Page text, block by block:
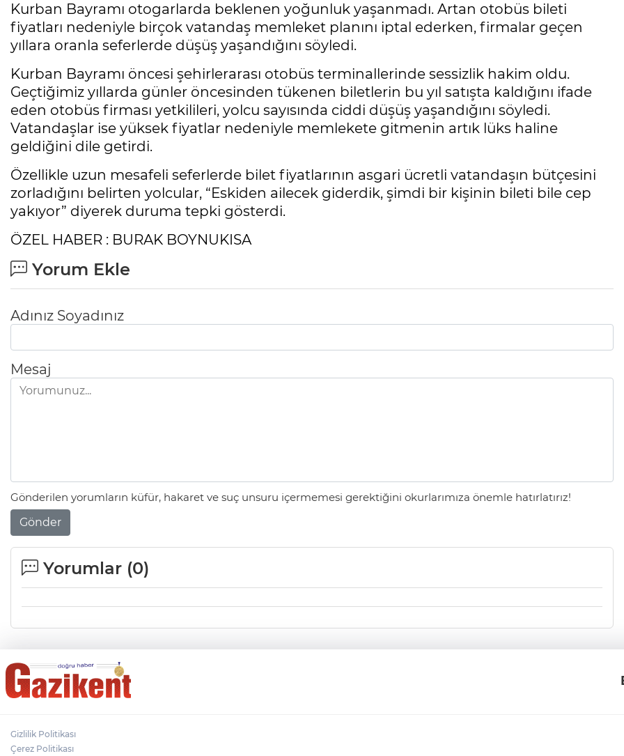
Kurban Bayramı otogarlarda beklenen yoğunluk yaşanmadı. Artan otobüs bileti
fiyatları nedeniyle birçok vatandaş memleket planını iptal ederken, firmalar geçen
yıllara oranla seferlerde düşüş yaşandığını söyledi.
Kurban Bayramı öncesi şehirlerarası otobüs terminallerinde sessizlik hakim oldu.
Geçtiğimiz yıllarda günler öncesinden tükenen biletlerin bu yıl satışta kaldığını ifade
eden otobüs firması yetkilileri, yolcu sayısında ciddi düşüş yaşandığını söyledi.
Vatandaşlar ise yüksek fiyatlar nedeniyle memlekete gitmenin artık lüks haline
geldiğini dile getirdi.
Özellikle uzun mesafeli seferlerde bilet fiyatlarının asgari ücretli vatandaşın bütçesini
zorladığını belirten yolcular, “Eskiden ailecek giderdik, şimdi bir kişinin bileti bile cep
yakıyor” diyerek duruma tepki gösterdi.
ÖZEL HABER : BURAK BOYNUKISA
Yorum Ekle
Adınız Soyadınız
Mesaj
Gönderilen yorumların küfür, hakaret ve suç unsuru içermemesi gerektiğini okurlarımıza önemle hatırlatırız!
Gönder
Yorumlar (0)
Gizlilik Politikası
Çerez Politikası